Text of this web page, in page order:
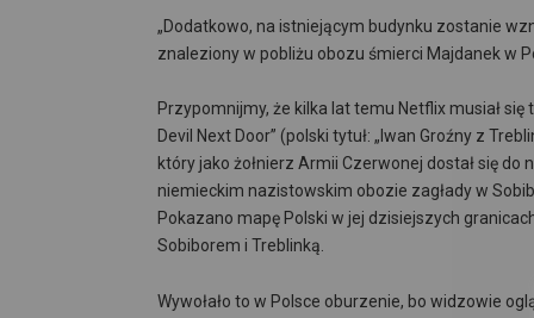
„Dodatkowo, na istniejącym budynku zostanie
znaleziony w pobliżu obozu śmierci Majdanek w
Przypomnijmy, że kilka lat temu Netflix musiał
Devil Next Door” (polski tytuł: „Iwan Groźny z
który jako żołnierz Armii Czerwonej dostał się
niemieckim nazistowskim obozie zagłady w
Pokazano mapę Polski w jej dzisiejszych
Sobiborem i Treblinką.
Wywołało to w Polsce oburzenie, bo widzowie